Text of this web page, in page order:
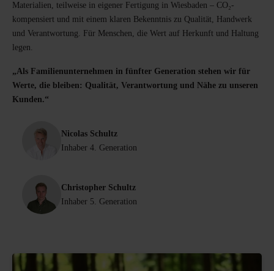
Materialien, teilweise in eigener Fertigung in Wiesbaden – CO₂-
kompensiert und mit einem klaren Bekenntnis zu Qualität, Handwerk
und Verantwortung. Für Menschen, die Wert auf Herkunft und Haltung
legen.
„Als Familienunternehmen in fünfter Generation stehen wir für
Werte, die bleiben: Qualität, Verantwortung und Nähe zu unseren
Kunden.“
Nicolas Schultz
Inhaber 4. Generation
Christopher Schultz
Inhaber 5. Generation